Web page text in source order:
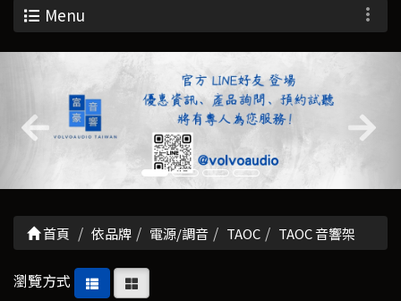
Menu
首頁 依品牌 電源/調音 TAOC TAOC 音響架
瀏覽方式